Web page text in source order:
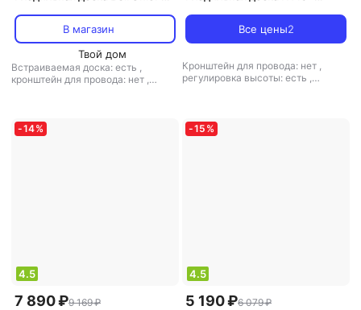
разноцветныйВ магазин
Твой дом
Встраиваемая доска: есть ,
кронштейн для провода: нет ,
на сливовомВсе цены2
Кронштейн для провода: нет ,
регулировка высоты: есть ,
-14%
4.5
7 890 ₽9 169 ₽
-15 %
4.5
5 190 ₽6 079 ₽